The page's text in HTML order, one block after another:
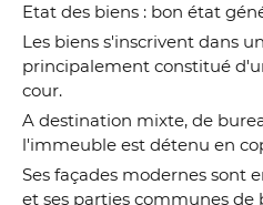
Etat des biens : bon état
Les biens s'inscrivent dans
principalement constitué
cour.
A destination mixte, de
l'immeuble est détenu en
Ses façades modernes sont
et ses parties communes de